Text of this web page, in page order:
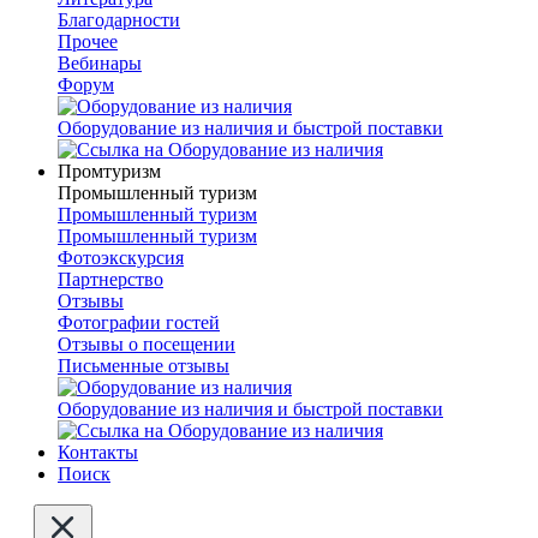
Благодарности
Прочее
Вебинары
Форум
Оборудование из наличия и быстрой поставки
Промтуризм
Промышленный туризм
Промышленный туризм
Промышленный туризм
Фотоэкскурсия
Партнерство
Отзывы
Фотографии гостей
Отзывы о посещении
Письменные отзывы
Оборудование из наличия и быстрой поставки
Контакты
Поиск